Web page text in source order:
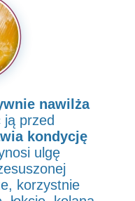
nawilża
przed
kondycję
ulgę
korzystnie